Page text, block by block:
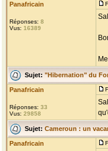
Panafricain
Réponses: 8
Vus: 16389
Sujet: "Hibernation" du
Panafricain
Réponses: 33
Vus: 29858
Sujet: Cameroun : un
Panafricain